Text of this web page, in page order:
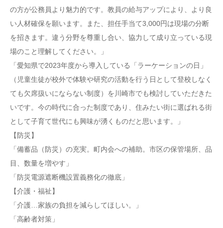
の方が公務員より魅力的です。教員の給与アップにより、より良
い人材確保を願います。また、担任手当て3,000円は現場の分断
を招きます。違う分野を尊重し合い、協力して成り立っている現
場のこと理解してください。」
「愛知県で2023年度から導入している「ラーケーションの日」
（児童生徒が校外で体験や研究の活動を行う日として登校しなく
ても欠席扱いにならない制度）を川崎市でも検討していただきた
いです。今の時代に合った制度であり、住みたい街に選ばれる街
として子育て世代にも興味が湧くものだと思います。」
【防災】
「備蓄品（防災）の充実。町内会への補助。市区の保管場所、品
目、数量を増やす」
「防災電源遮断機設置義務化の徹底」
【介護・福祉】
「介護…家族の負担を減らしてほしい。」
「高齢者対策」